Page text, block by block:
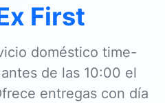
First
doméstico time-
de las 10:00 el
entregas con día